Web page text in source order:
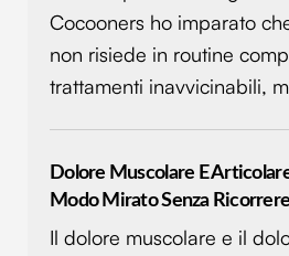
Cocooners ho imparato
non risiede in routine
trattamenti inavvicinabili,
Dolore Muscolare E
Modo Mirato Senza
Il dolore muscolare e il